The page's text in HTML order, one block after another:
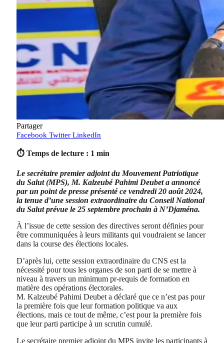
Partager
Facebook Twitter LinkedIn
⏱ Temps de lecture : 1 min
Le secrétaire premier adjoint du Mouvement Patriotique
du Salut (MPS), M. Kalzeubé Pahimi Deubet a annoncé
par un point de presse présenté ce vendredi 20 août 2024,
la tenue d’une session extraordinaire du Conseil National
du Salut prévue le 25 septembre prochain à N’Djaména.
À l’issue de cette session des directives seront définies pour
être communiquées à leurs militants qui voudraient se lancer
dans la course des élections locales.
D’après lui, cette session extraordinaire du CNS est la
nécessité pour tous les organes de son parti de se mettre à
niveau à travers un minimum pr-requis de formation en
matière des opérations électorales.
M. Kalzeubé Pahimi Deubet a déclaré que ce n’est pas pour
la première fois que leur formation politique va aux
élections, mais ce tout de même, c’est pour la première fois
que leur parti participe à un scrutin cumulé.
Le secrétaire premier adjoint du MPS invite les participants à